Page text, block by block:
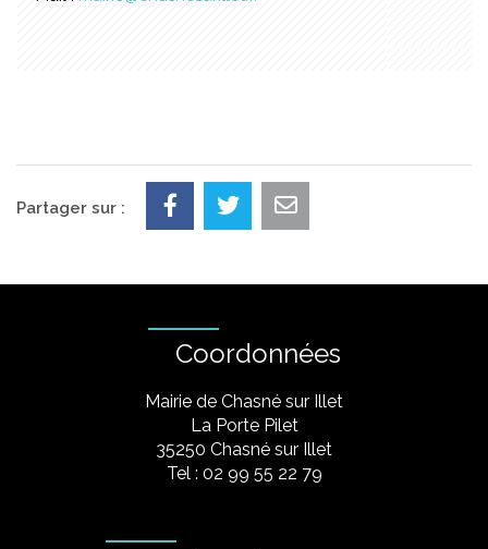
Partager sur :
Coordonnées
Mairie de Chasné sur Illet
La Porte Pilet
35250 Chasné sur Illet
Tel : 02 99 55 22 79